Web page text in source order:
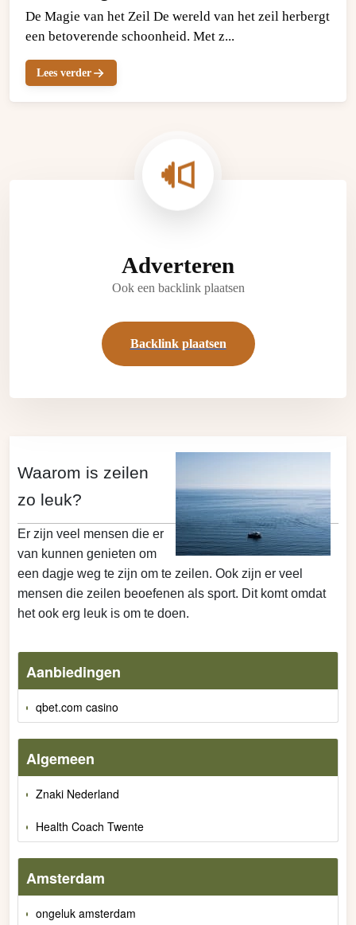
De Magie van het Zeil De wereld van het zeil herbergt
een betoverende schoonheid. Met z...
Lees verder
Adverteren
Ook een backlink plaatsen
Backlink plaatsen
Waarom is zeilen
zo leuk?
Er zijn veel mensen die er
van kunnen genieten om
een dagje weg te zijn om te zeilen. Ook zijn er veel
mensen die zeilen beoefenen als sport. Dit komt omdat
het ook erg leuk is om te doen.
Aanbiedingen
qbet.com casino
Algemeen
Znaki Nederland
Health Coach Twente
Amsterdam
ongeluk amsterdam